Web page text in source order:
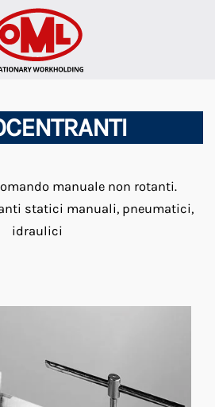
manuale non rotanti.
statici manuali, pneumatici,
idraulici